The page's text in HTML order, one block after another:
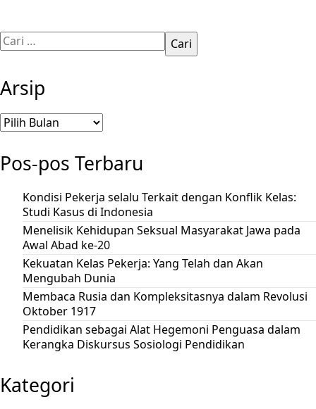
Cari
untuk:
Arsip
Arsip
Pos-pos Terbaru
Kondisi Pekerja selalu Terkait dengan Konflik Kelas:
Studi Kasus di Indonesia
Menelisik Kehidupan Seksual Masyarakat Jawa pada
Awal Abad ke-20
Kekuatan Kelas Pekerja: Yang Telah dan Akan
Mengubah Dunia
Membaca Rusia dan Kompleksitasnya dalam Revolusi
Oktober 1917
Pendidikan sebagai Alat Hegemoni Penguasa dalam
Kerangka Diskursus Sosiologi Pendidikan
Kategori